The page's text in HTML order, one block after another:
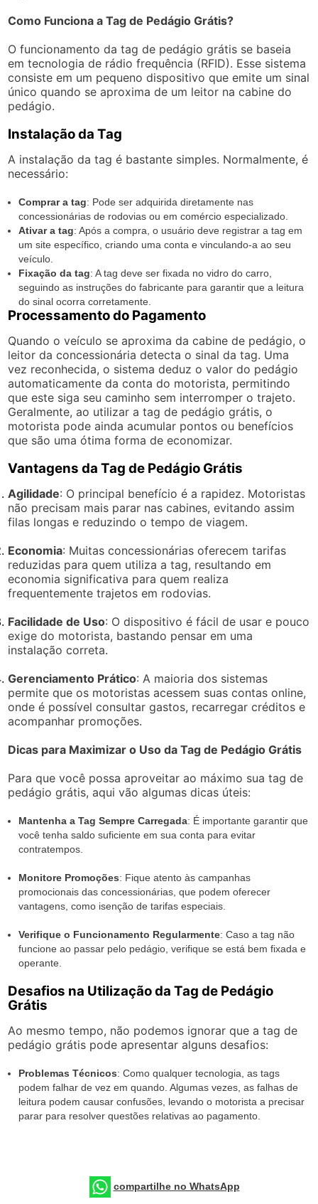
Como Funciona a Tag de Pedágio Grátis?
O funcionamento da tag de pedágio grátis se baseia
em tecnologia de rádio frequência (RFID). Esse sistema
consiste em um pequeno dispositivo que emite um sinal
único quando se aproxima de um leitor na cabine do
pedágio.
Instalação da Tag
A instalação da tag é bastante simples. Normalmente, é
necessário:
Comprar a tag: Pode ser adquirida diretamente nas
concessionárias de rodovias ou em comércio especializado.
Ativar a tag: Após a compra, o usuário deve registrar a tag em
um site específico, criando uma conta e vinculando-a ao seu
veículo.
Fixação da tag: A tag deve ser fixada no vidro do carro,
seguindo as instruções do fabricante para garantir que a leitura
do sinal ocorra corretamente.
Processamento do Pagamento
Quando o veículo se aproxima da cabine de pedágio, o
leitor da concessionária detecta o sinal da tag. Uma
vez reconhecida, o sistema deduz o valor do pedágio
automaticamente da conta do motorista, permitindo
que este siga seu caminho sem interromper o trajeto.
Geralmente, ao utilizar a tag de pedágio grátis, o
motorista pode ainda acumular pontos ou benefícios
que são uma ótima forma de economizar.
Vantagens da Tag de Pedágio Grátis
Agilidade: O principal benefício é a rapidez. Motoristas
não precisam mais parar nas cabines, evitando assim
filas longas e reduzindo o tempo de viagem.
Economia: Muitas concessionárias oferecem tarifas
reduzidas para quem utiliza a tag, resultando em
economia significativa para quem realiza
frequentemente trajetos em rodovias.
Facilidade de Uso: O dispositivo é fácil de usar e pouco
exige do motorista, bastando pensar em uma
instalação correta.
Gerenciamento Prático: A maioria dos sistemas
permite que os motoristas acessem suas contas online,
onde é possível consultar gastos, recarregar créditos e
acompanhar promoções.
Dicas para Maximizar o Uso da Tag de Pedágio Grátis
Para que você possa aproveitar ao máximo sua tag de
pedágio grátis, aqui vão algumas dicas úteis:
Mantenha a Tag Sempre Carregada: É importante garantir que
você tenha saldo suficiente em sua conta para evitar
contratempos.
Monitore Promoções: Fique atento às campanhas
promocionais das concessionárias, que podem oferecer
vantagens, como isenção de tarifas especiais.
Verifique o Funcionamento Regularmente: Caso a tag não
funcione ao passar pelo pedágio, verifique se está bem fixada e
operante.
Desafios na Utilização da Tag de Pedágio
Grátis
Ao mesmo tempo, não podemos ignorar que a tag de
pedágio grátis pode apresentar alguns desafios:
Problemas Técnicos: Como qualquer tecnologia, as tags
podem falhar de vez em quando. Algumas vezes, as falhas de
leitura podem causar confusões, levando o motorista a precisar
parar para resolver questões relativas ao pagamento.
compartilhe no WhatsApp